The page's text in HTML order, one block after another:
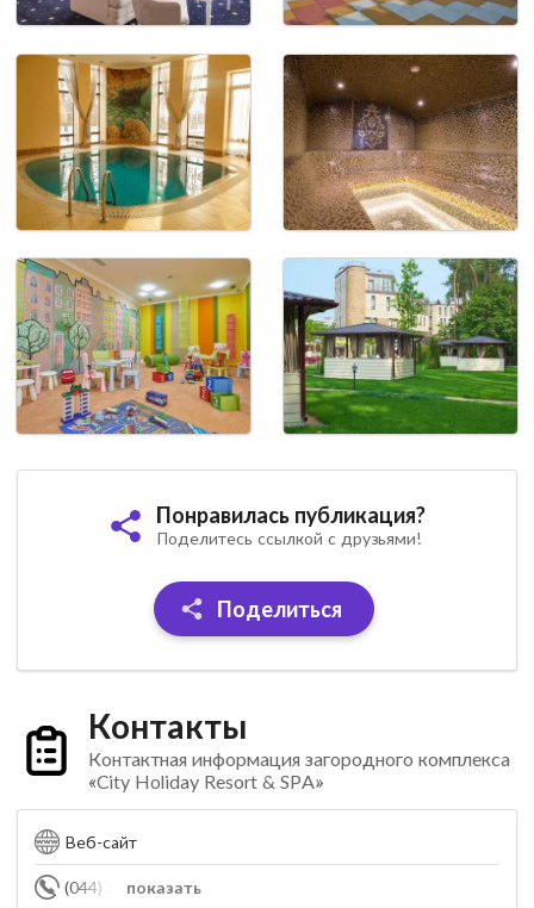
Понравилась публикация?
Поделитесь ссылкой с друзьями!
Поделиться
Контакты
Контактная информация загородного комплекса
«City Holiday Resort & SPA»
Веб-сайт
показать
(044) 371-68-88